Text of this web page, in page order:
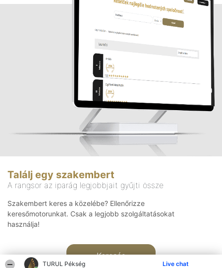
TURUL Pékség Live chat
Találj egy szakembert
A rangsor az iparág legjobbjait gyűjti össze
Szakembert keres a közelébe? Ellenőrizze
keresőmotorunkat. Csak a legjobb szolgáltatásokat
használja!
Keresés